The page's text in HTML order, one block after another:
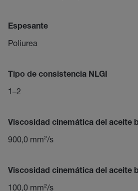
Espesante
Poliurea
Tipo de consistencia NLGI
1–2
Viscosidad cinemática del aceite
900,0 mm²/s
Viscosidad cinemática del aceite
100,0 mm²/s